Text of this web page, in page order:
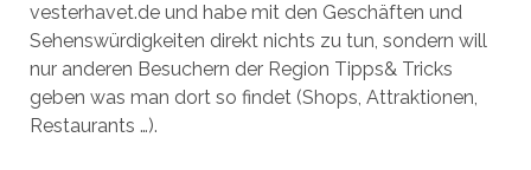
vesterhavet.de und habe mit den Geschäften und
Sehenswürdigkeiten direkt nichts zu tun, sondern will
nur anderen Besuchern der Region Tipps& Tricks
geben was man dort so findet (Shops, Attraktionen,
Restaurants …).